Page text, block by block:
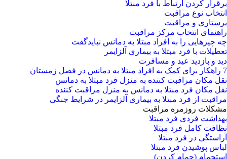
برقرار کردن ارتباط با فرد مبتلا
انتخاب نوع مراقبت
پرستاری و مراقبت
راهنمای انتخاب مرکز مراقبت
چه چیزهایی را به افراد مبتلا به دمانس نبایدگفت
تعطیلات با فرد مبتلا به بیماری آلزایمر
دید و بازدید عید و مسافرت
7 راهکار برای کمک به افراد مبتلا به دمانس در فصل زمستان
نقل مکان مراقبت کننده به منزل فرد مبتلا به دمانس
نقل مکان فرد مبتلا به دمانس به منزل مراقبت کننده
مراقبت از فرد مبتلا به بیماری آلزایمر در شرایط جنگی
مشکلات روزمره مراقبت
بهداشت فردی فرد مبتلا
نظافت کامل فرد مبتلا
آراستگی در فرد مبتلا
لباس پوشیدن فرد مبتلا
استحمام (حمام کردن)